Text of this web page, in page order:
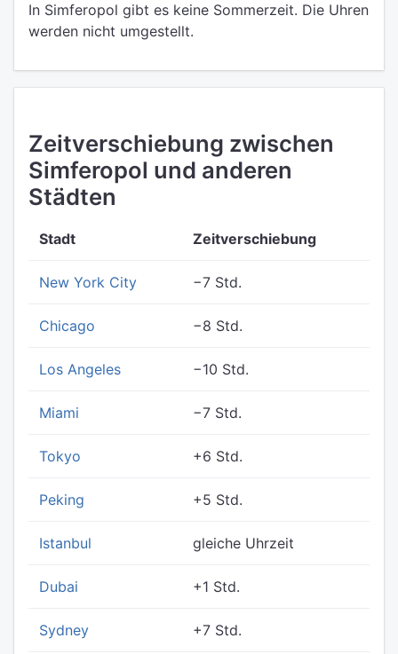
In Simferopol gibt es keine Sommerzeit. Die Uhren
werden nicht umgestellt.
Zeitverschiebung zwischen
Simferopol und anderen
Städten
Stadt Zeitverschiebung
New York City −7 Std.
Chicago −8 Std.
Los Angeles −10 Std.
Miami −7 Std.
Tokyo +6 Std.
Peking +5 Std.
Istanbul gleiche Uhrzeit
Dubai +1 Std.
Sydney +7 Std.